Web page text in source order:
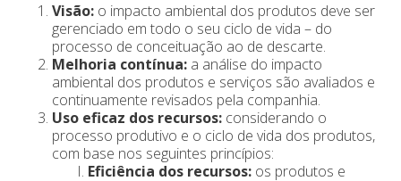
Visão: o impacto ambiental dos produtos deve ser
gerenciado em todo o seu ciclo de vida – do
processo de conceituação ao de descarte.
Melhoria contínua: a análise do impacto
ambiental dos produtos e serviços são avaliados e
continuamente revisados pela companhia.
Uso eficaz dos recursos: considerando o
processo produtivo e o ciclo de vida dos produtos,
com base nos seguintes princípios:
Eficiência dos recursos: os produtos e